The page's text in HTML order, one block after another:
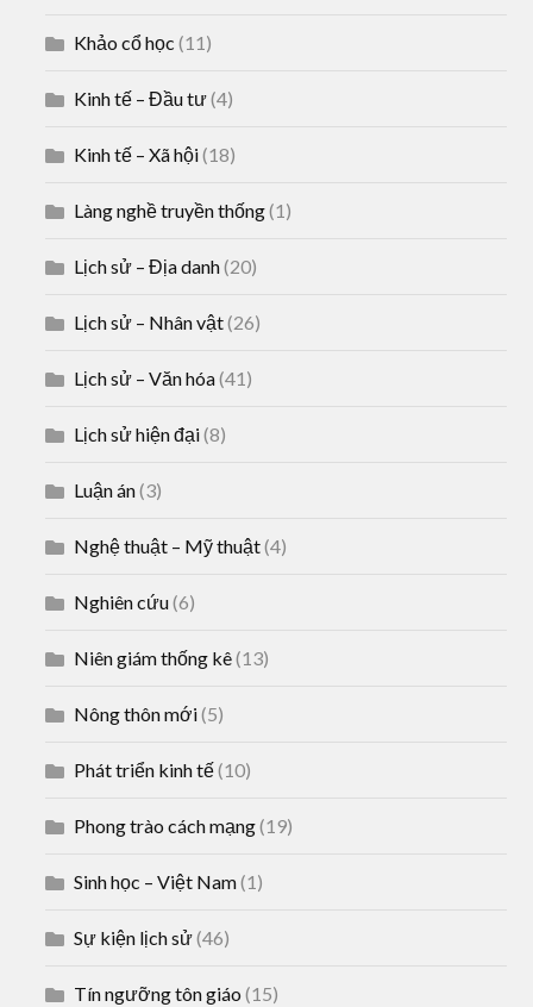
Khảo cổ học (11)
Kinh tế – Đầu tư(4)
Kinh tế – Xã hội(18)
Làng nghề truyền thống(1)
Lịch sử – Địa danh(20)
Lịch sử – Nhân vật(26)
Lịch sử – Văn hóa(41)
Lịch sử hiện đại(8)
Luận án(3)
Nghệ thuật – Mỹ thuật(4)
Nghiên cứu(6)
Niên giám thống kê(13)
Nông thôn mới(5)
Phát triển kinh tế(10)
Phong trào cách mạng(19)
Sinh học – Việt Nam(1)
Sự kiện lịch sử(46)
Tín ngưỡng tôn giáo (15)